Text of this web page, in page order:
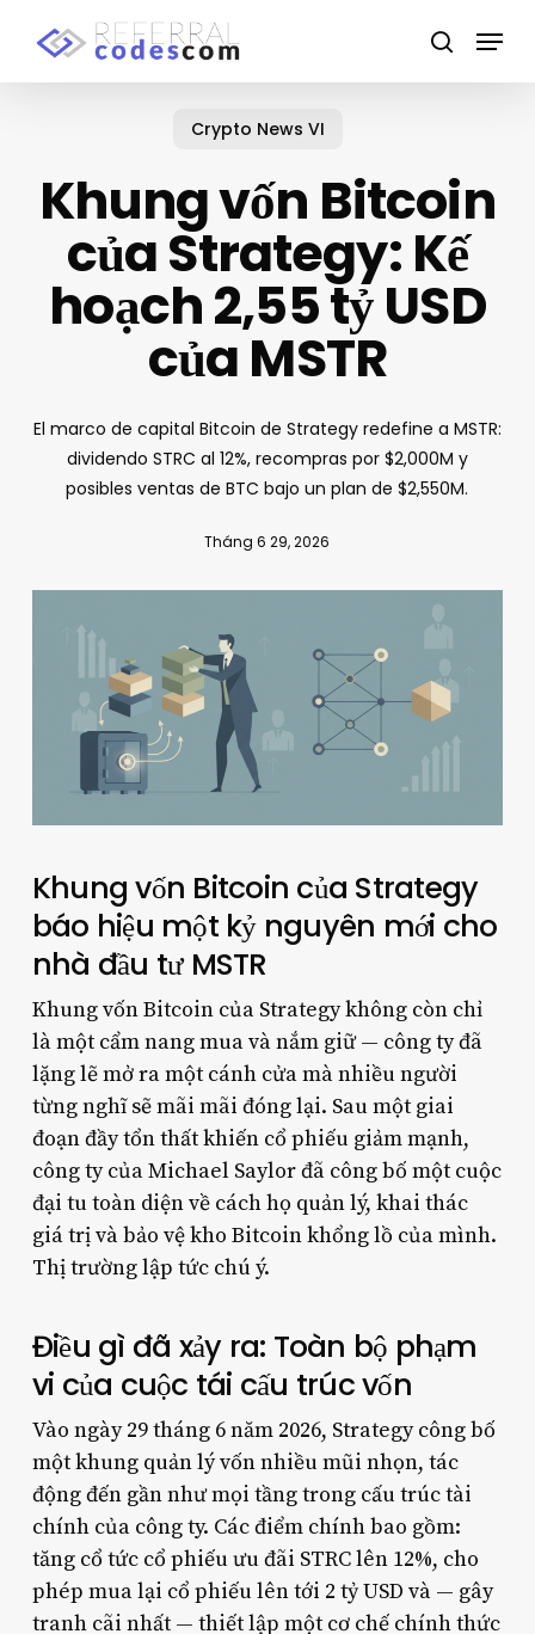
search
Menu
Crypto News VI
Khung vốn Bitcoin
của Strategy: Kế
hoạch 2,55 tỷ USD
của MSTR
El marco de capital Bitcoin de Strategy redefine a MSTR:
dividendo STRC al 12%, recompras por $2,000M y
posibles ventas de BTC bajo un plan de $2,550M.
Tháng 6 29, 2026
Khung vốn Bitcoin của Strategy
báo hiệu một kỷ nguyên mới cho
nhà đầu tư MSTR
Khung vốn Bitcoin của Strategy không còn chỉ
là một cẩm nang mua và nắm giữ — công ty đã
lặng lẽ mở ra một cánh cửa mà nhiều người
từng nghĩ sẽ mãi mãi đóng lại. Sau một giai
đoạn đầy tổn thất khiến cổ phiếu giảm mạnh,
công ty của Michael Saylor đã công bố một cuộc
đại tu toàn diện về cách họ quản lý, khai thác
giá trị và bảo vệ kho Bitcoin khổng lồ của mình.
Thị trường lập tức chú ý.
Điều gì đã xảy ra: Toàn bộ phạm
vi của cuộc tái cấu trúc vốn
Vào ngày 29 tháng 6 năm 2026, Strategy công bố
một khung quản lý vốn nhiều mũi nhọn, tác
động đến gần như mọi tầng trong cấu trúc tài
chính của công ty. Các điểm chính bao gồm:
tăng cổ tức cổ phiếu ưu đãi STRC lên 12%, cho
phép mua lại cổ phiếu lên tới 2 tỷ USD và — gây
tranh cãi nhất — thiết lập một cơ chế chính thức